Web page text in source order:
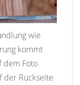
wie
kommt
dem Foto
der Rückseite